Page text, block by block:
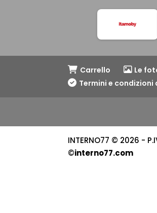
Carrello Le
Termini e condizioni
INTERNO77 © 2026 -
©interno77.com